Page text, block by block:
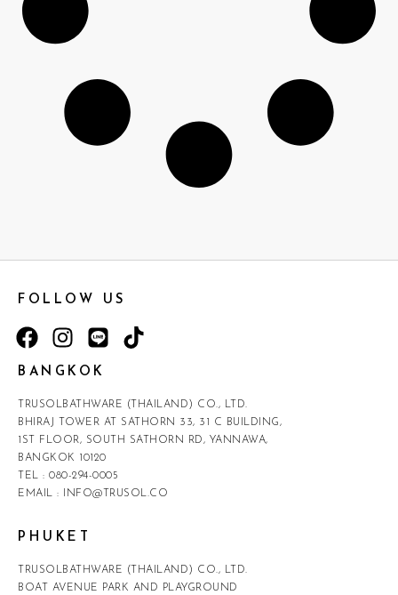
FOLLOW US
BANGKOK
TRUSOLBATHWARE (THAILAND) CO., LTD.
BHIRAJ TOWER AT SATHORN 33, 31 C BUILDING,
1ST FLOOR, SOUTH SATHORN RD, YANNAWA,
BANGKOK 10120
TEL : 080-294-0005
EMAIL :
INFO@TRUSOL.CO
PHUKET
TRUSOLBATHWARE (THAILAND) CO., LTD.
BOAT AVENUE PARK AND PLAYGROUND